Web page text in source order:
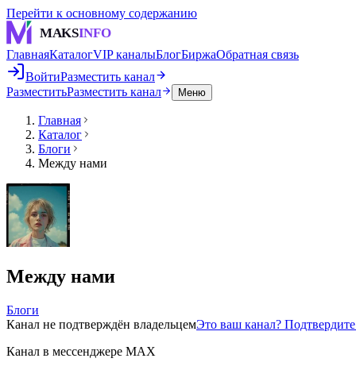
Перейти к основному содержанию
MAKSINFO
ГлавнаяКаталогVIP каналыБлогБиржаОбратная связь
ВойтиРазместить канал
РазместитьРазместить канал Меню
Главная
Каталог
Блоги
Между нами
Между нами
Блоги
Канал не подтверждён владельцемЭто ваш канал?
Канал в мессенджере MAX